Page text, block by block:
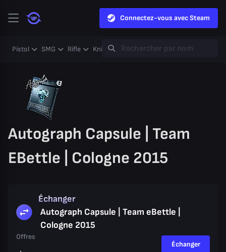
Connectez-vous avec Steam
Pistol SMG Rifle Knife Gloves Heavy Case
Autograph Capsule | Team
EBettle | Cologne 2015
Échanger
Autograph Capsule | Team eBettle |
Cologne 2015
Offres
Échanger